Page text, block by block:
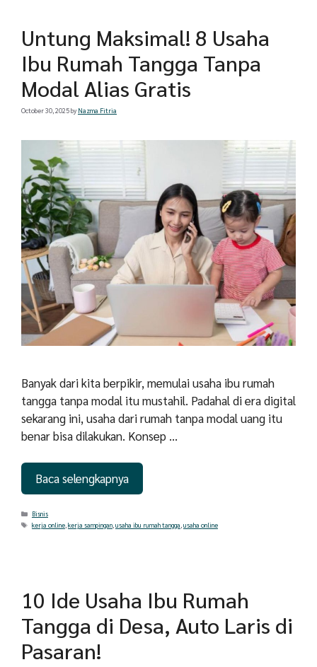
Untung Maksimal! 8 Usaha
Ibu Rumah Tangga Tanpa
Modal Alias Gratis
October 30, 2025by Nazma Fitria
Banyak dari kita berpikir, memulai usaha ibu rumah
tangga tanpa modal itu mustahil. Padahal di era digital
sekarang ini, usaha dari rumah tanpa modal uang itu
benar bisa dilakukan. Konsep …
Baca selengkapnya
Categories
Bisnis
Tags
kerja online, kerja sampingan, usaha ibu rumah tangga usaha online
10 Ide Usaha Ibu Rumah
Tangga di Desa, Auto Laris di
Pasaran!